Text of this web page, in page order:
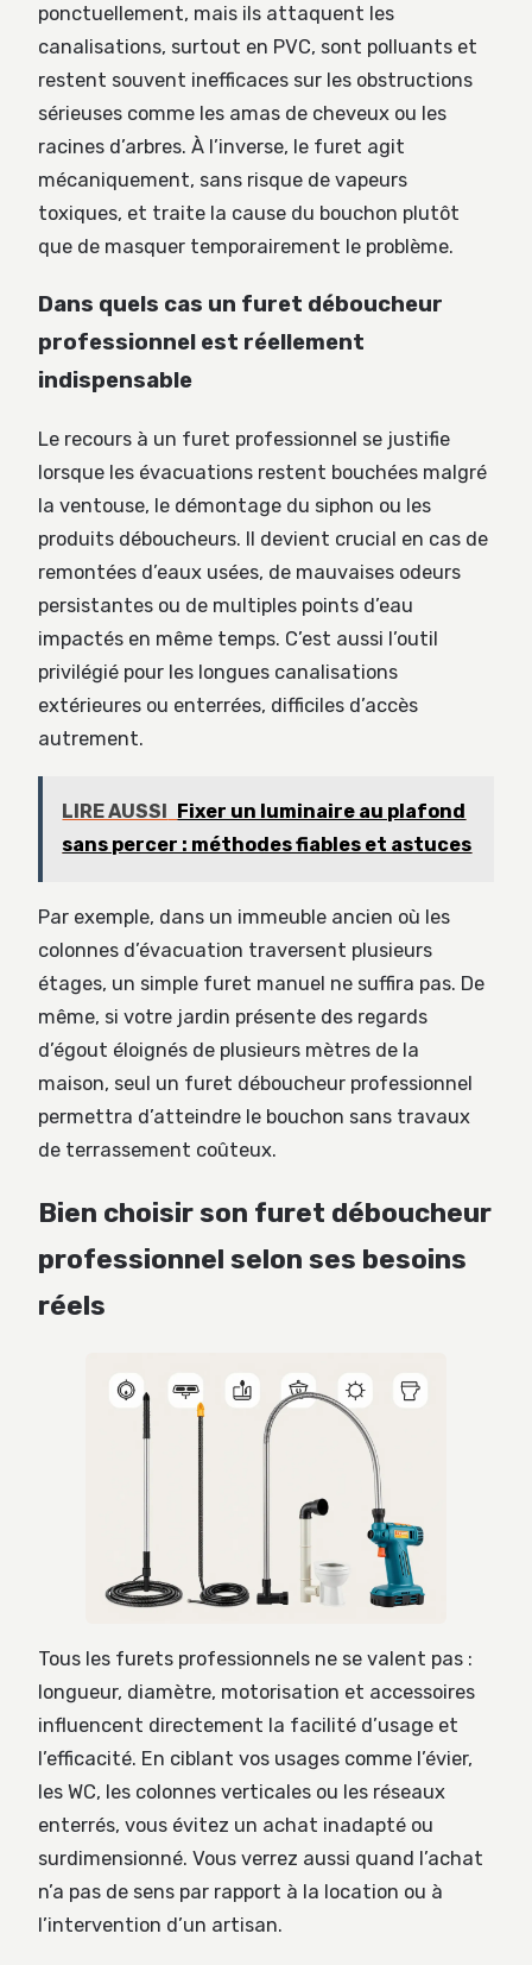
ponctuellement, mais ils attaquent les
canalisations, surtout en PVC, sont polluants et
restent souvent inefficaces sur les obstructions
sérieuses comme les amas de cheveux ou les
racines d’arbres. À l’inverse, le furet agit
mécaniquement, sans risque de vapeurs
toxiques, et traite la cause du bouchon plutôt
que de masquer temporairement le problème.
Dans quels cas un furet déboucheur
professionnel est réellement
indispensable
Le recours à un furet professionnel se justifie
lorsque les évacuations restent bouchées malgré
la ventouse, le démontage du siphon ou les
produits déboucheurs. Il devient crucial en cas de
remontées d’eaux usées, de mauvaises odeurs
persistantes ou de multiples points d’eau
impactés en même temps. C’est aussi l’outil
privilégié pour les longues canalisations
extérieures ou enterrées, difficiles d’accès
autrement.
LIRE AUSSI Fixer un luminaire au plafond
sans percer : méthodes fiables et astuces
Par exemple, dans un immeuble ancien où les
colonnes d’évacuation traversent plusieurs
étages, un simple furet manuel ne suffira pas. De
même, si votre jardin présente des regards
d’égout éloignés de plusieurs mètres de la
maison, seul un furet déboucheur professionnel
permettra d’atteindre le bouchon sans travaux
de terrassement coûteux.
Bien choisir son furet déboucheur
professionnel selon ses besoins
réels
Tous les furets professionnels ne se valent pas :
longueur, diamètre, motorisation et accessoires
influencent directement la facilité d’usage et
l’efficacité. En ciblant vos usages comme l’évier,
les WC, les colonnes verticales ou les réseaux
enterrés, vous évitez un achat inadapté ou
surdimensionné. Vous verrez aussi quand l’achat
n’a pas de sens par rapport à la location ou à
l’intervention d’un artisan.